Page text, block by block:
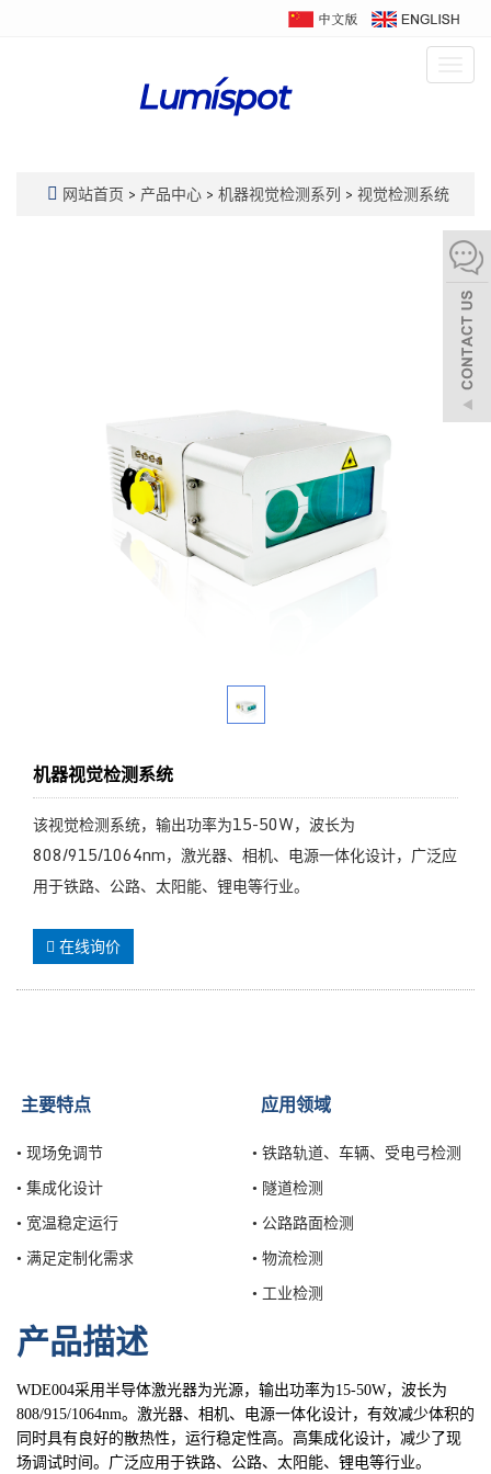
网站首页 > 产品中心 > 机器视觉检测系列 > 视觉检测系统
机器视觉检测系统
该视觉检测系统，输出功率为15-50W，波长为
808/915/1064nm，激光器、相机、电源一体化设计，广泛应
用于铁路、公路、太阳能、锂电等行业。
在线询价
主要特点
• 现场免调节
• 集成化设计
• 宽温稳定运行
• 满足定制化需求
应用领域
• 铁路轨道、车辆、受电弓检测
• 隧道检测
• 公路路面检测
• 物流检测
• 工业检测
产品描述
WDE004采用半导体激光器为光源，输出功率为15-50W，波长为
808/915/1064nm。激光器、相机、电源一体化设计，有效减少体积的
同时具有良好的散热性，运行稳定性高。高集成化设计，减少了现
场调试时间。广泛应用于铁路、公路、太阳能、锂电等行业。